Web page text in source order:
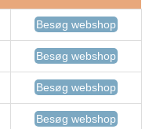
Besøg webshop
Besøg webshop
Besøg webshop
Besøg webshop